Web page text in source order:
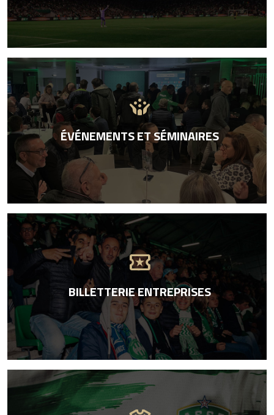
crowdsource
ÉVÉNEMENTS ET SÉMINAIRES
local_activity
BILLETTERIE ENTREPRISES